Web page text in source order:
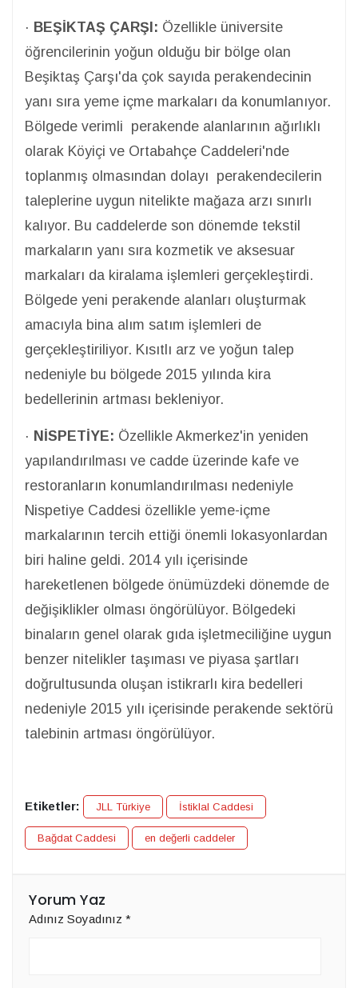
· BEŞİKTAŞ ÇARŞI: Özellikle üniversite
öğrencilerinin yoğun olduğu bir bölge olan
Beşiktaş Çarşı'da çok sayıda perakendecinin
yanı sıra yeme içme markaları da konumlanıyor.
Bölgede verimli perakende alanlarının ağırlıklı
olarak Köyiçi ve Ortabahçe Caddeleri'nde
toplanmış olmasından dolayı perakendecilerin
taleplerine uygun nitelikte mağaza arzı sınırlı
kalıyor. Bu caddelerde son dönemde tekstil
markaların yanı sıra kozmetik ve aksesuar
markaları da kiralama işlemleri gerçekleştirdi.
Bölgede yeni perakende alanları oluşturmak
amacıyla bina alım satım işlemleri de
gerçekleştiriliyor. Kısıtlı arz ve yoğun talep
nedeniyle bu bölgede 2015 yılında kira
bedellerinin artması bekleniyor.
· NİSPETİYE: Özellikle Akmerkez'in yeniden
yapılandırılması ve cadde üzerinde kafe ve
restoranların konumlandırılması nedeniyle
Nispetiye Caddesi özellikle yeme-içme
markalarının tercih ettiği önemli lokasyonlardan
biri haline geldi. 2014 yılı içerisinde
hareketlenen bölgede önümüzdeki dönemde de
değişiklikler olması öngörülüyor. Bölgedeki
binaların genel olarak gıda işletmeciliğine uygun
benzer nitelikler taşıması ve piyasa şartları
doğrultusunda oluşan istikrarlı kira bedelleri
nedeniyle 2015 yılı içerisinde perakende sektörü
talebinin artması öngörülüyor.
Etiketler: JLL Türkiye İstiklal Caddesi
Bağdat Caddesi en değerli caddeler
Yorum Yaz
Adınız Soyadınız *